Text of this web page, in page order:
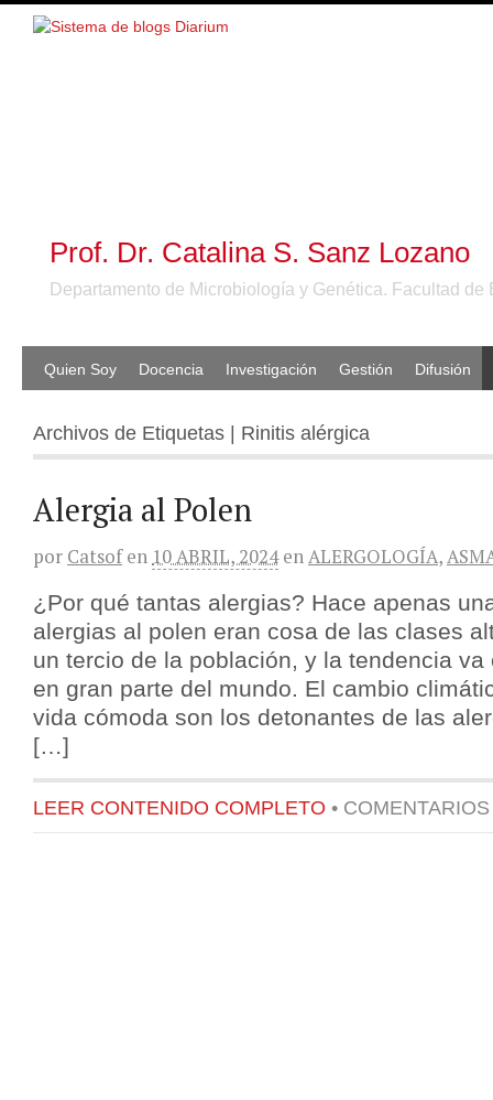
Prof. Dr. Catalina S. Sanz Lozano
Departamento de Microbiología y Genética. Facultad de
Quien Soy Docencia Investigación Gestión Difusión
Archivos de Etiquetas | Rinitis alérgica
Alergia al Polen
por Catsof en 10 ABRIL, 2024 enALERGOLOGÍA,
¿Por qué tantas alergias? Hace apenas
alergias al polen eran cosa de las clases
un tercio de la población, y la tendencia
en gran parte del mundo. El cambio
vida cómoda son los detonantes de las
[…]
LEER CONTENIDO COMPLETO •